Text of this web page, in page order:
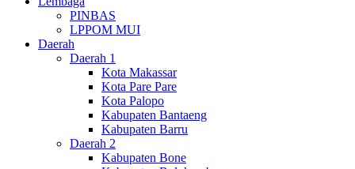
PINBAS
LPPOM MUI
Daerah
Daerah 1
Kota Makassar
Kota Pare Pare
Kota Palopo
Kabupaten Bantaeng
Kabupaten Barru
Daerah 2
Kabupaten Bone